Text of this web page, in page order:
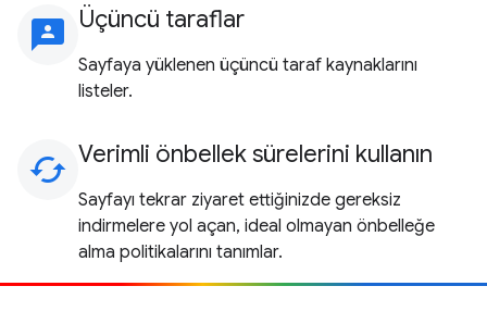
3p Üçüncü taraflar
Sayfaya yüklenen üçüncü taraf kaynaklarını
listeler.
cached Verimli önbellek sürelerini kullanın
Sayfayı tekrar ziyaret ettiğinizde gereksiz
indirmelere yol açan, ideal olmayan önbelleğe
alma politikalarını tanımlar.